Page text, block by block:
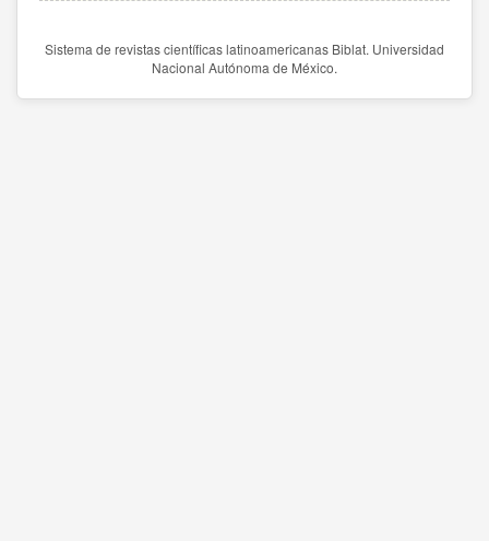
Sistema de revistas científicas latinoamericanas Biblat. Universidad
Nacional Autónoma de México.